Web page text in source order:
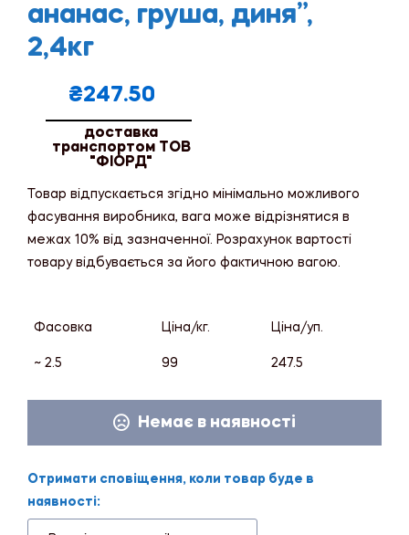
ананас, груша, диня”,
2,4кг
₴247.50
доставка
транспортом ТОВ
"ФІОРД"
Товар відпускається згідно мінімально можливого
фасування виробника, вага може відрізнятися в
межах 10% від зазначенної. Розрахунок вартості
товару відбувається за його фактичною вагою.
Фасовка Ціна/кг. Ціна/уп.
~ 2.5 99 247.5
Немає в наявності
Отримати сповіщення, коли товар буде в
наявності: